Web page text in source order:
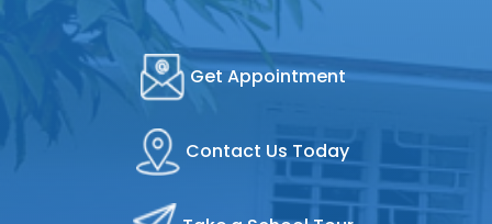
Get Appointment
Contact Us Today